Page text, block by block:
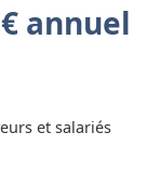
annuel
et salariés